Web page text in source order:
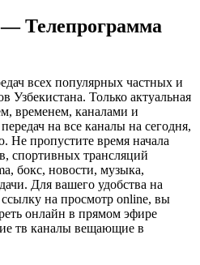
Телепрограмма
всех популярных частных и
Узбекистана. Только актуальная
временем, каналами и
на все каналы на сегодня,
Не пропустите время начала
спортивных трансляций
бокс, новости, музыка,
Для вашего удобства на
на просмотр online, вы
онлайн в прямом эфире
тв каналы вещающие в